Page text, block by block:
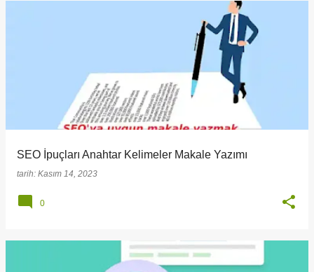
SEO İpuçları Anahtar Kelimeler Makale Yazımı
tarih: Kasım 14, 2023
0